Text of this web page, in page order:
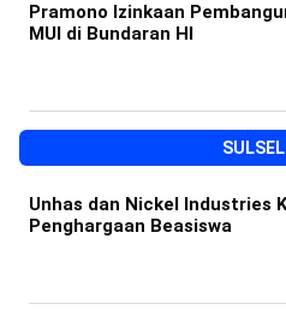
Pramono Izinkaan
MUI di Bundaran HI
Unhas dan Nickel Industries
Penghargaan Beasiswa